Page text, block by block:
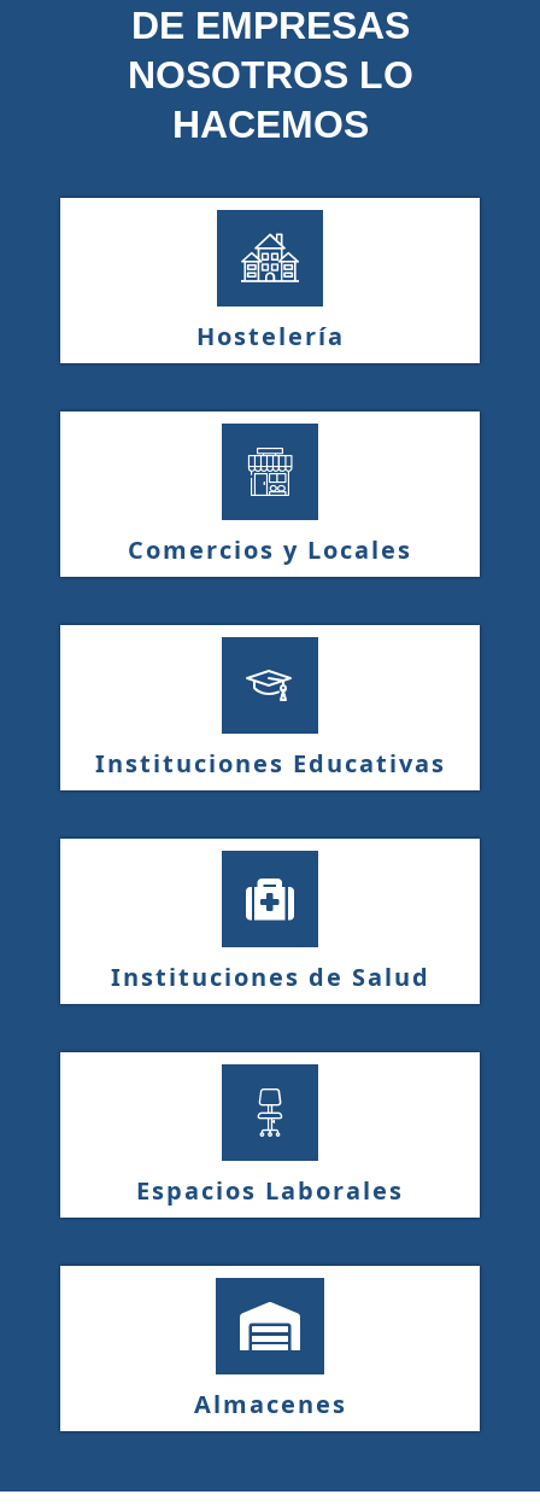
DE EMPRESAS
NOSOTROS LO
HACEMOS
Hostelería
Comercios y Locales
Instituciones Educativas
Instituciones de Salud
Espacios Laborales
Almacenes